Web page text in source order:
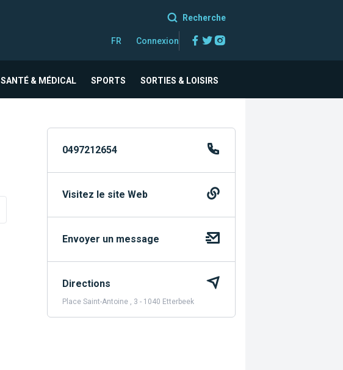
Recherche
FR Connexion Facebook
Twitter
SANTÉ & MÉDICAL SPORTS SORTIES & LOISIRS
0497212654
Visitez le site Web
Envoyer un message
Directions
Place Saint-Antoine , 3 - 1040 Etterbeek